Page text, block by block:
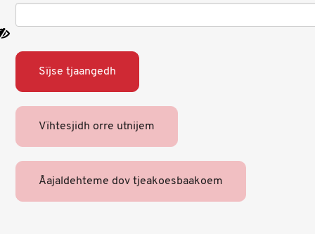
Sïjse tjaangedh
Vïhtesjidh orre utnijem
Åajaldehteme dov tjeakoesbaakoem